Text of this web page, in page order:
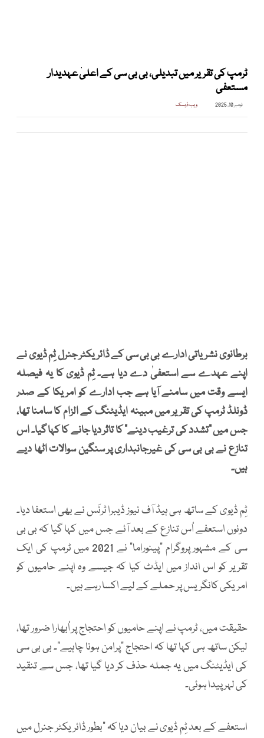
ٹرمپ کی تقریر میں تبدیلی، بی بی سی کے اعلیٰ عہدیدار
مستعفی
نومبر 10, 2025 ویب ڈیسک
برطانوی نشریاتی ادارے بی بی سی کے ڈائریکٹر جنرل ٹِم ڈیوی نے
اپنے عہدے سے استعفیٰ دے دیا ہے۔ ٹِم ڈیوی کا یہ فیصلہ
ایسے وقت میں سامنے آیا ہے جب ادارے کو امریکا کے صدر
ڈونلڈ ٹرمپ کی تقریر میں مبینہ ایڈیٹنگ کے الزام کا سامنا تھا،
جس میں “تشدد کی ترغیب دینے” کا تاثر دیا جانے کا کہا گیا۔ اس
تنازع نے بی بی سی کی غیرجانبداری پر سنگین سوالات اٹھا دیے
ہیں۔
ٹِم ڈیوی کے ساتھ ہی ہیڈ آف نیوز ڈیبرا ٹرنَس نے بھی استعفا دیا۔
دونوں استعفے اُس تنازع کے بعد آئے جس میں کہا گیا کہ بی بی
سی کے مشہور پروگرام “پینوراما” نے 2021 میں ٹرمپ کی ایک
تقریر کو اس انداز میں ایڈٹ کیا کہ جیسے وہ اپنے حامیوں کو
امریکی کانگریس پر حملے کے لیے اکسا رہے ہیں۔
حقیقت میں، ٹرمپ نے اپنے حامیوں کو احتجاج پر اُبھارا ضرور تھا،
لیکن ساتھ ہی کہا تھا کہ احتجاج “پرامن ہونا چاہیے”۔ بی بی سی
کی ایڈیٹنگ میں یہ جملہ حذف کر دیا گیا تھا، جس سے تنقید
کی لہر پیدا ہوئی۔
استعفے کے بعد ٹِم ڈیوی نے بیان دیا کہ “بطور ڈائریکٹر جنرل میں